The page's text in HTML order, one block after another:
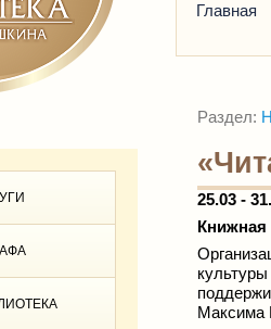
Главная
Раздел:
25.03 -
Книжная
Максима